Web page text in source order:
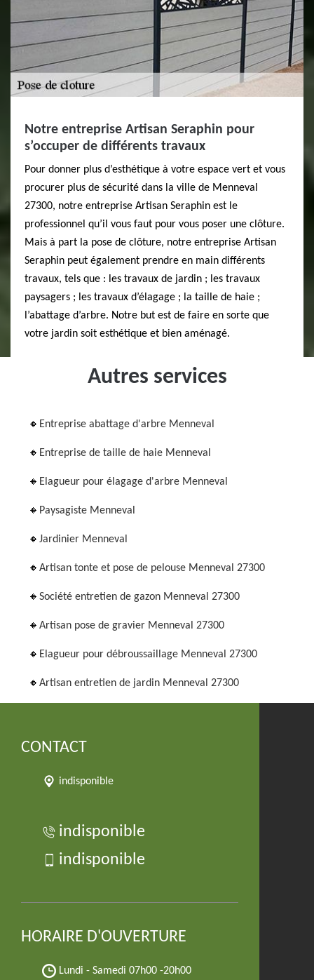
Notre entreprise Artisan Seraphin pour
s’occuper de différents travaux
Pour donner plus d’esthétique à votre espace vert et vous
procurer plus de sécurité dans la ville de Menneval
27300, notre entreprise Artisan Seraphin est le
professionnel qu’il vous faut pour vous poser une clôture.
Mais à part la pose de clôture, notre entreprise Artisan
Seraphin peut également prendre en main différents
travaux, tels que : les travaux de jardin ; les travaux
paysagers ; les travaux d’élagage ; la taille de haie ;
l’abattage d’arbre. Notre but est de faire en sorte que
votre jardin soit esthétique et bien aménagé.
Autres services
Entreprise abattage d'arbre Menneval
Entreprise de taille de haie Menneval
Elagueur pour élagage d'arbre Menneval
Paysagiste Menneval
Jardinier Menneval
Artisan tonte et pose de pelouse Menneval 27300
Société entretien de gazon Menneval 27300
Artisan pose de gravier Menneval 27300
Elagueur pour débroussaillage Menneval 27300
Artisan entretien de jardin Menneval 27300
CONTACT
indisponible
indisponible
indisponible
HORAIRE D'OUVERTURE
Lundi - Samedi 07h00 -20h00